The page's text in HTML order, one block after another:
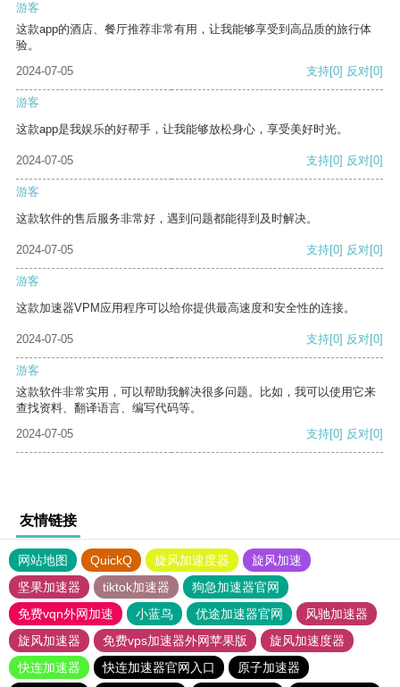
游客
这款app的酒店、餐厅推荐非常有用，让我能够享受到高品质的旅行体
验。
2024-07-05
支持[0] 反对[0]
游客
这款app是我娱乐的好帮手，让我能够放松身心，享受美好时光。
2024-07-05 支持[0] 反对[0]
游客
这款软件的售后服务非常好，遇到问题都能得到及时解决。
2024-07-05 支持[0] 反对[0]
游客
这款加速器VPM应用程序可以给你提供最高速度和安全性的连接。
2024-07-05 支持[0] 反对[0]
游客
这款软件非常实用，可以帮助我解决很多问题。比如，我可以使用它来
查找资料、翻译语言、编写代码等。
2024-07-05
支持[0] 反对[0]
友情链接
网站地图 QuickQ 旋风加速度器
旋风加速
坚果加速器
tiktok加速器
狗急加速器官网
免费vqn外网加速
小蓝鸟 优途加速器官网
风驰加速器
旋风加速器
免费vps加速器外网苹果版
旋风加速度器
快连加速器
快连加速器官网入口 原子加速器